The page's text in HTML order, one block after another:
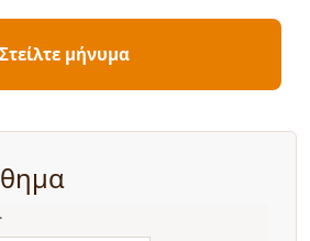
Στείλτε μήνυμα